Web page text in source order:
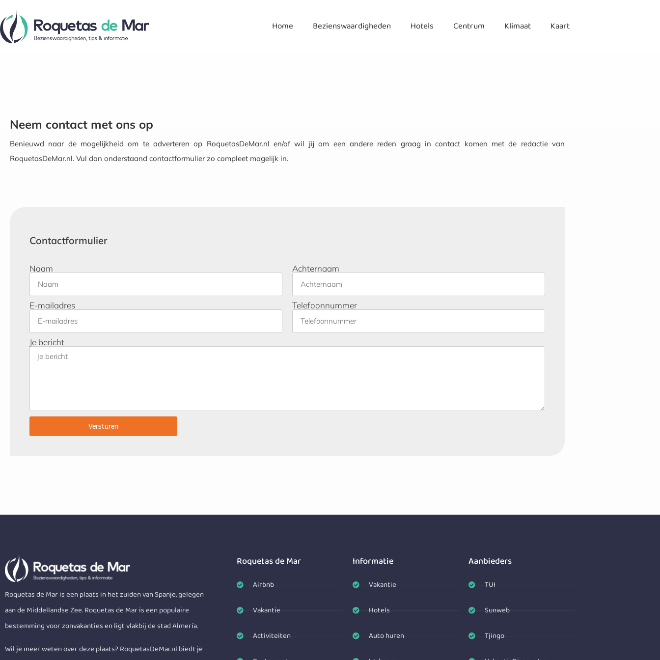
Home Bezienswaardigheden Hotels Centrum Klimaat Kaart
Neem contact met ons op
Benieuwd naar de mogelijkheid om te adverteren op RoquetasDeMar.nl en/of wil jij om een andere reden graag in contact komen met de redactie van
RoquetasDeMar.nl. Vul dan onderstaand contactformulier zo compleet mogelijk in.
Contactformulier
Naam Achternaam
E-mailadres Telefoonnummer
Je bericht
Versturen
Roquetas de Mar is een plaats in het zuiden van Spanje, gelegen
aan de Middellandse Zee. Roquetas de Mar is een populaire
bestemming voor zonvakanties en ligt vlakbij de stad Almería.
Wil je meer weten over deze plaats? RoquetasDeMar.nl biedt je
Roquetas de Mar
Airbnb
Vakantie
Activiteiten
Informatie
Vakantie
Hotels
Auto huren
Aanbieders
TUI
Sunweb
Tjingo